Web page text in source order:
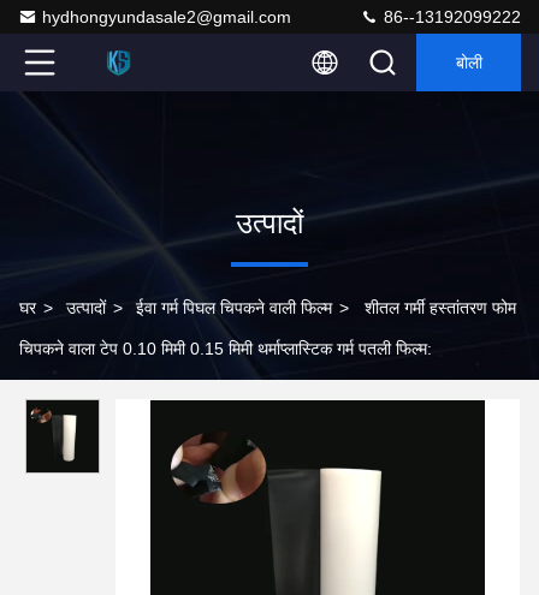
hydhongyundasale2@gmail.com 86--13192099222
बोली
उत्पादों
घर > उत्पादों > ईवा गर्म पिघल चिपकने वाली फिल्म > शीतल गर्मी हस्तांतरण फोम
चिपकने वाला टेप 0.10 मिमी 0.15 मिमी थर्माप्लास्टिक गर्म पतली फिल्म: